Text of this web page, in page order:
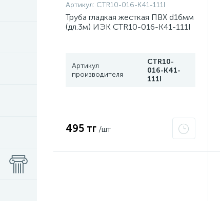
Артикул: CTR10-016-K41-111I
Труба гладкая жесткая ПВХ d16мм
(дл.3м) ИЭК CTR10-016-K41-111I
Артикул
производителя
CTR10-
016-K41-
111I
495 тг /шт